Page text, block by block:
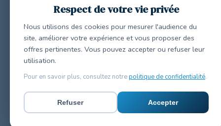
Respect de votre vie privée
Nous utilisons des cookies pour mesurer l'audience du
site, améliorer votre expérience et vous proposer des
offres pertinentes. Vous pouvez accepter ou refuser leur
utilisation.
Pour en savoir plus, consultez notrepolitique de confidentialité.
Refuser Accepter